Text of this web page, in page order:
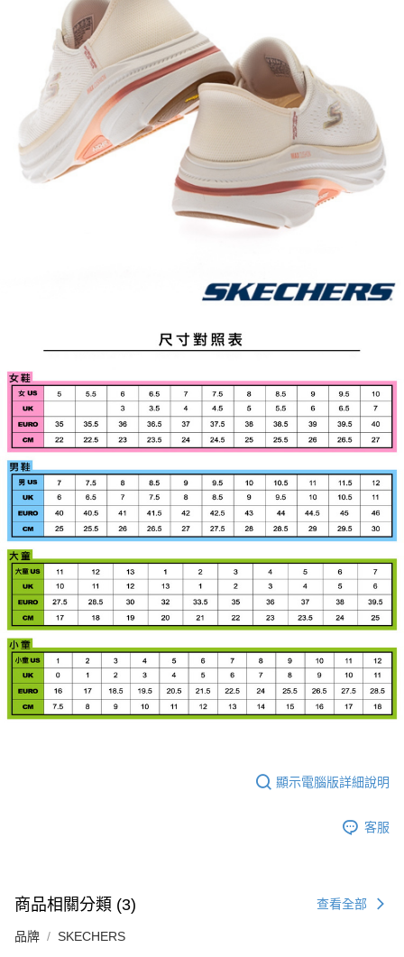
顯示電腦版詳細說明
客服
商品相關分類 (3) 查看全部
品牌 SKECHERS